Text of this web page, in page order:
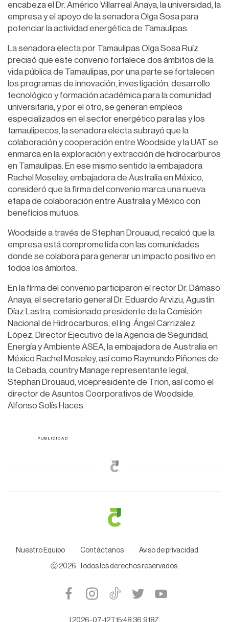
encabeza el Dr. Américo Villarreal Anaya, la universidad, la
empresa y el apoyo de la senadora Olga Sosa para
potenciar la actividad energética de Tamaulipas.
La senadora electa por Tamaulipas Olga Sosa Ruíz
precisó que este convenio fortalece dos ámbitos de la
vida pública de Tamaulipas, por una parte se fortalecen
los programas de innovación, investigación, desarrollo
tecnológico y formación académica para la comunidad
universitaria, y por el otro, se generan empleos
especializados en el sector energético para las y los
tamaulipecos, la senadora electa subrayó que la
colaboración y cooperación entre Woodside y la UAT se
enmarca en la exploración y extracción de hidrocarburos
en Tamaulipas. En ese mismo sentido la embajadora
Rachel Moseley, embajadora de Australia en México,
consideró que la firma del convenio marca una nueva
etapa de colaboración entre Australia y México con
beneficios mutuos.
Woodside a través de Stephan Drouaud, recalcó que la
empresa está comprometida con las comunidades
donde se colabora para generar un impacto positivo en
todos los ámbitos.
En la firma del convenio participaron el rector Dr. Dámaso
Anaya, el secretario general Dr. Eduardo Arvizu, Agustín
Díaz Lastra, comisionado presidente de la Comisión
Nacional de Hidrocarburos, el Ing. Ángel Carrizalez
López, Director Ejecutivo de la Agencia de Seguridad,
Energía y Ambiente ASEA, la embajadora de Australia en
México Rachel Moseley, así como Raymundo Piñones de
la Cebada, country Manage representante legal,
Stephan Drouaud, vicepresidente de Trion, así como el
director de Asuntos Coorporativos de Woodside,
Alfonso Solís Haces.
Nuestro Equipo Contáctanos Aviso de privacidad
Ⓒ 2026. Todos los derechos reservados.
2026-07-12T15:48:36.918Z